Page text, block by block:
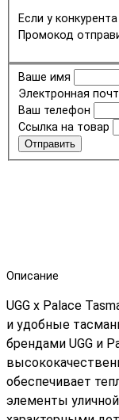
Если у
Промокод
Ваше имя
Электронная
Ваш телефон
Ссылка на товар
Отправить
Описание
UGG x Palace
и удобные
брендами UGG и
обеспечивает
элементы